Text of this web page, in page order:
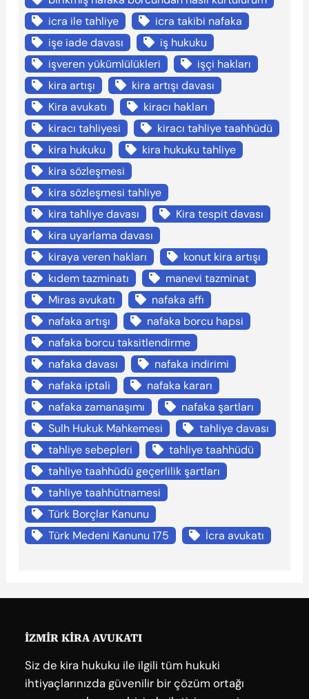
icra ile tahliye
icra takibi nafaka
işe iade davası
iş hukuku
işveren yükümlülükleri
işçi hakları
kira artışı
kira artışı davası
Kira avukatı
kiracı hakları
kiracı tahliyesi
kiracı tahliye taahhüdü
kira hukuku
kira hukuku tahliye
kira sözleşmesi
kira sözleşmesi tahliye
kira tahliye davası
Kira tespit davası
kira uyarlama davası
kiraya veren hakları
konut kira artışı
kıdem tazminatı
manevi tazminat
Miras avukatı
nafaka affı
nafaka artışı
nafaka borcu hapsi
nafaka borcu taksitlendirme
nafaka davası
nafaka indirimi
nafaka iptali
nafaka kararı
nafaka zamanaşımı
nafaka şartları
Sulh Hukuk Mahkemesi
tahliye davası
tahliye sebepleri
tahliye taahhüdü
tahliye taahhüdü geçerlilik şartları
tahliye taahhütnamesi
Türk Borçlar Kanunu
Türk Medeni Kanunu 175
İcra avukatı
İZMİR KİRA AVUKATI
Siz de kira hukuku ile ilgili tüm hukuki
ihtiyaçlarınızda güvenilir bir çözüm ortağı